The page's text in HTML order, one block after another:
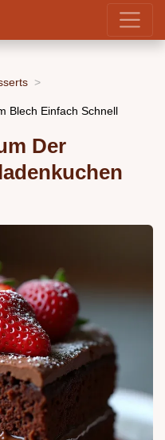
Blech Einfach Schnell
Der